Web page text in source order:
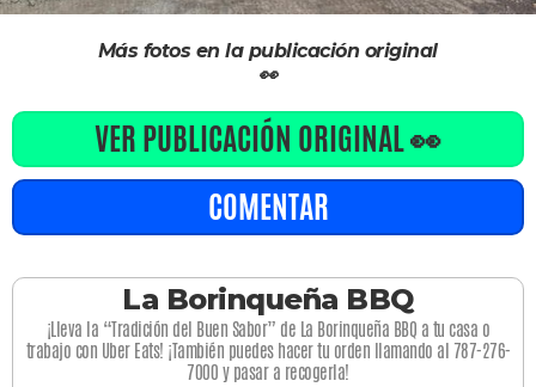
Más fotos en la publicación original
👀
VER PUBLICACIÓN ORIGINAL 👀
COMENTAR
La Borinqueña BBQ
¡Lleva la “Tradición del Buen Sabor” de La Borinqueña BBQ a tu casa o
trabajo con Uber Eats! ¡También puedes hacer tu orden llamando al 787-276-
7000 y pasar a recogerla!